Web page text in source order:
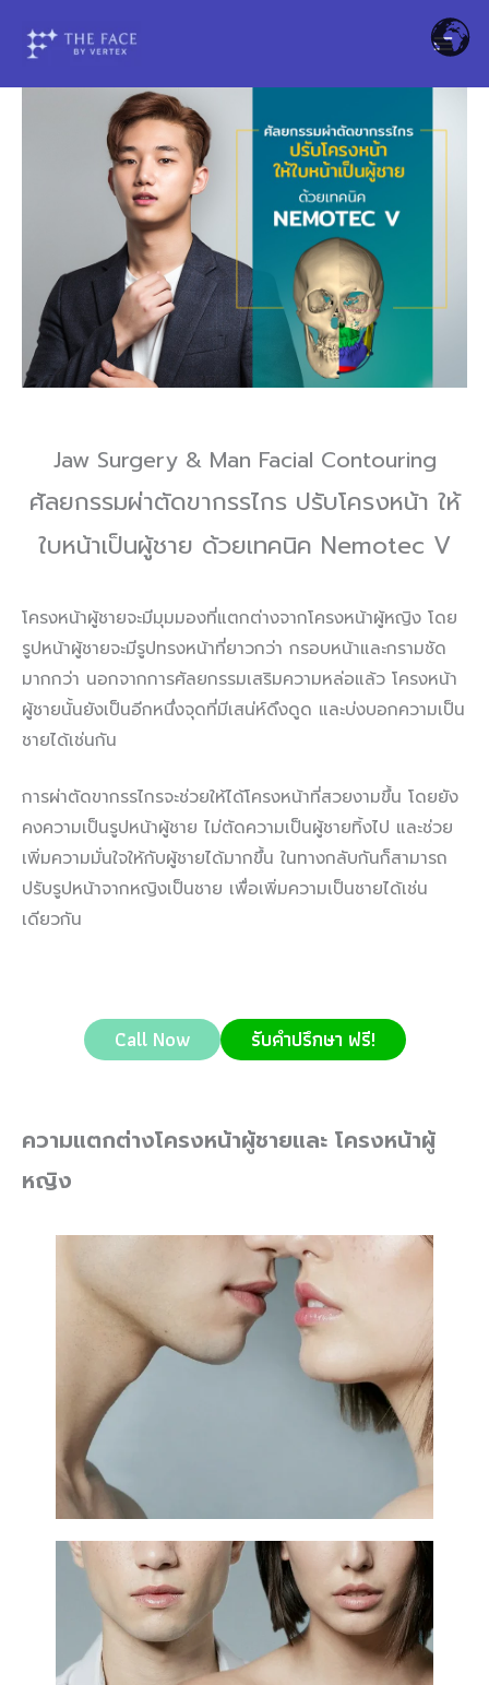
Jaw Surgery & Man Facial Contouring
ศัลยกรรมผ่าตัดขากรรไกร ปรับโครงหน้า ให้
ใบหน้าเป็นผู้ชาย ด้วยเทคนิค Nemotec V
โครงหน้าผู้ชายจะมีมุมมองที่แตกต่างจากโครงหน้าผู้หญิง โดย
รูปหน้าผู้ชายจะมีรูปทรงหน้าที่ยาวกว่า กรอบหน้าและกรามชัด
มากกว่า นอกจากการศัลยกรรมเสริมความหล่อแล้ว โครงหน้า
ผู้ชายนั้นยังเป็นอีกหนึ่งจุดที่มีเสน่ห์ดึงดูด และบ่งบอกความเป็น
ชายได้เช่นกัน
การผ่าตัดขากรรไกรจะช่วยให้ได้โครงหน้าที่สวยงามขึ้น โดยยัง
คงความเป็นรูปหน้าผู้ชาย ไม่ตัดความเป็นผู้ชายทิ้งไป และช่วย
เพิ่มความมั่นใจให้กับผู้ชายได้มากขึ้น ในทางกลับกันก็สามารถ
ปรับรูปหน้าจากหญิงเป็นชาย เพื่อเพิ่มความเป็นชายได้เช่น
เดียวกัน
Call Now รับคำปรึกษา ฟรี!
ความแตกต่างโครงหน้าผู้ชายและ โครงหน้าผู้
หญิง